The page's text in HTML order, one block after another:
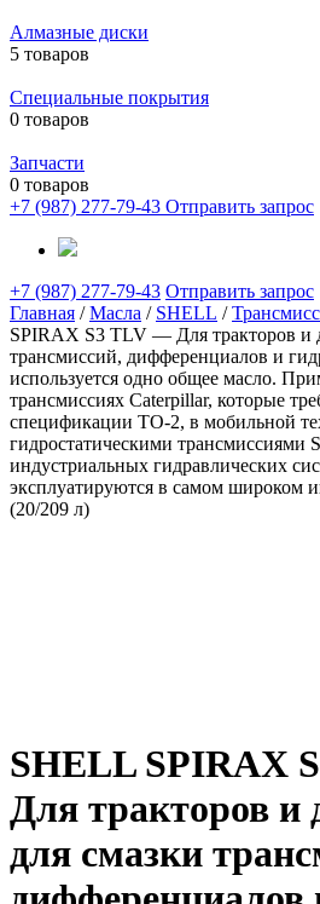
Алмазные диски
5 товаров
Специальные покрытия
0 товаров
Запчасти
0 товаров
+7 (987) 277-79-43 Отправить запрос
+7 (987) 277-79-43 Отправить запрос
Главная /Масла / SHELL /
SPIRAX S3 TLV — Для тракторов и
трансмиссий, дифференциалов и
используется одно общее масло.
трансмиссиях Caterpillar, которые
спецификации TO-2, в мобильной
гидростатическими трансмиссиями
индустриальных гидравлических
эксплуатируются в самом широком
(20/209 л)
SHELL SPIRAX
Для тракторов и
для смазки